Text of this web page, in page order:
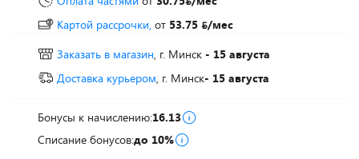
Картой рассрочки, от 53.75
/мес
Заказать в магазин, г. Минск - 15 августа
Доставка курьером, г. Минск- 15 августа
Бонусы к начислению:16.13
Списание бонусов:до 10%